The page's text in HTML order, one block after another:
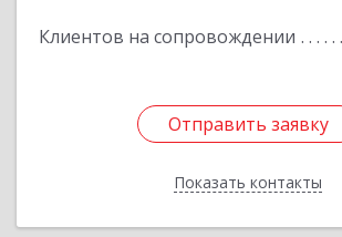
Клиентов на сопровождении
Отправить заявку
Показать контакты
Отправить заявку
Назад